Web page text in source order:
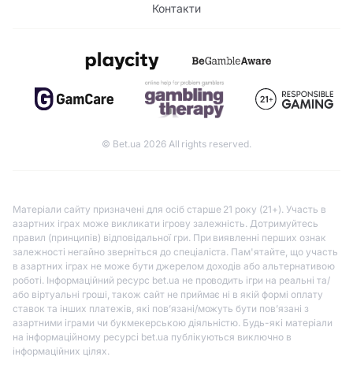
Контакти
© Bet.ua 2026 All rights reserved.
Матеріали сайту призначені для осіб старше 21 року (21+). Участь в
азартних іграх може викликати ігрову залежність. Дотримуйтесь
правил (принципів) відповідальної гри. При виявленні перших ознак
залежності негайно зверніться до спеціаліста. Пам'ятайте, що участь
в азартних іграх не може бути джерелом доходів або альтернативою
роботі. Інформаційний ресурс bet.ua не проводить ігри на реальні та/
або віртуальні гроші, також сайт не приймає ні в якій формі оплату
ставок та інших платежів, які пов’язані/можуть бути пов’язані з
азартними іграми чи букмекерською діяльністю. Будь-які матеріали
на інформаційному ресурсі bet.ua публікуються виключно в
інформаційних цілях.